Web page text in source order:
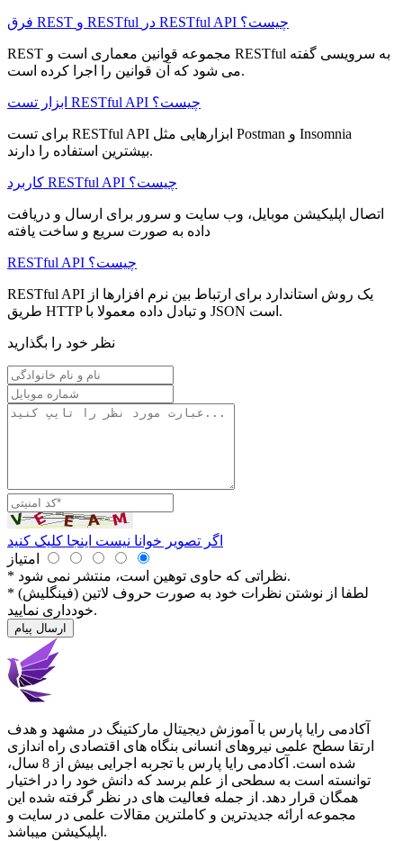
فرق REST و RESTful در RESTful API چیست؟
REST مجموعه قوانین معماری است و RESTful به سرویسی گفته
می‌ شود که آن قوانین را اجرا کرده است.
ابزار تست RESTful API چیست؟
برای تست RESTful API ابزارهایی مثل Postman و Insomnia
بیشترین استفاده را دارند.
کاربرد RESTful API چیست؟
اتصال اپلیکیشن موبایل، وب‌ سایت و سرور برای ارسال و دریافت
داده به‌ صورت سریع و ساخت‌ یافته
RESTful API چیست؟
RESTful API یک روش استاندارد برای ارتباط بین نرم‌ افزارها از
طریق HTTP و تبادل داده معمولا با JSON است.
نظر خود را بگذارید
اگر تصویر خوانا نیست اینجا کلیک کنید
امتیاز
* نظراتی كه حاوی توهین است، منتشر نمی شود.
* لطفا از نوشتن نظرات خود به صورت حروف لاتین (فینگلیش)
خودداری نمایید.
ارسال پیام
آکادمی رایا پارس با آموزش دیجیتال مارکتینگ در مشهد و هدف
ارتقا سطح علمی نیروهای انسانی بنگاه های اقتصادی راه اندازی
شده است. آکادمی رایا پارس با تجربه اجرایی بیش از 8 سال،
توانسته است به سطحی از علم برسد که دانش خود را در اختیار
همگان قرار دهد. از جمله فعالیت های در نظر گرفته شده این
مجموعه ارائه جدیدترین و کاملترین مقالات علمی در سایت و
اپلیکیشن میباشد.